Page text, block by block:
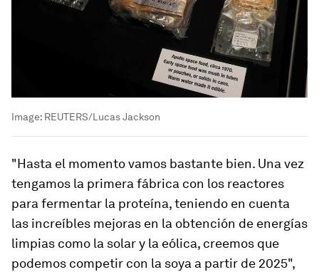
Image: REUTERS/Lucas Jackson
"Hasta el momento vamos bastante bien. Una vez
tengamos la primera fábrica con los reactores
para fermentar la proteína, teniendo en cuenta
las increíbles mejoras en la obtención de energías
limpias como la solar y la eólica, creemos que
podemos competir con la soya a partir de 2025",